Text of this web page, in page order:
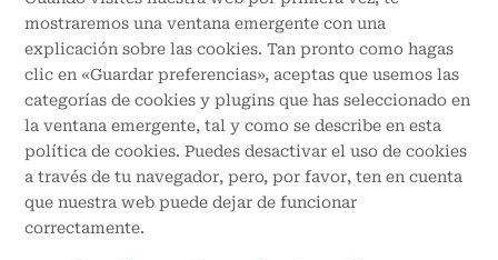
mostraremos una ventana emergente con una
explicación sobre las cookies. Tan pronto como hagas
clic en «Guardar preferencias», aceptas que usemos las
categorías de cookies y plugins que has seleccionado en
la ventana emergente, tal y como se describe en esta
política de cookies. Puedes desactivar el uso de cookies
a través de tu navegador, pero, por favor, ten en cuenta
que nuestra web puede dejar de funcionar
correctamente.